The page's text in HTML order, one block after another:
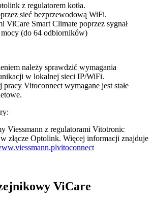
z regulatorem kotła.
sieć bezprzewodową WiFi.
ViCare Smart Climate poprzez sygnał
(do 64 odbiorników)
należy sprawdzić wymagania
w lokalnej sieci IP/WiFi.
pracy Vitoconnect wymagane jest stałe
Viessmann z regulatorami Vitotronic
złącze Optolink. Więcej informacji znajduje
ViCare